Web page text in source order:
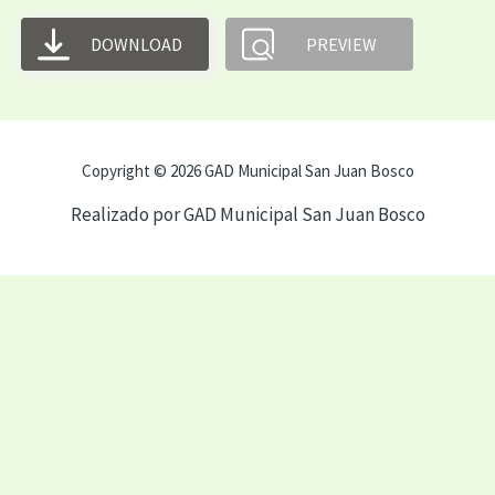
DOWNLOAD PREVIEW
Copyright © 2026 GAD Municipal San Juan Bosco
Realizado por GAD Municipal San Juan Bosco